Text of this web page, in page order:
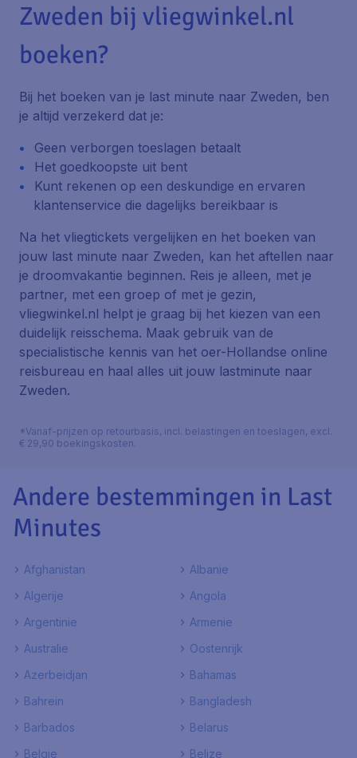
Zweden bij vliegwinkel.nl
boeken?
Bij het boeken van je last minute naar Zweden, ben
je altijd verzekerd dat je:
Geen verborgen toeslagen betaalt
Het goedkoopste uit bent
Kunt rekenen op een deskundige en ervaren
klantenservice die dagelijks bereikbaar is
Na het vliegtickets vergelijken en het boeken van
jouw last minute naar Zweden, kan het aftellen naar
je droomvakantie beginnen. Reis je alleen, met je
partner, met een groep of met je gezin,
vliegwinkel.nl helpt je graag bij het kiezen van een
duidelijk reisschema. Maak gebruik van de
specialistische kennis van het oer-Hollandse online
reisbureau en haal alles uit jouw lastminute naar
Zweden.
*Vanaf-prijzen op retourbasis, incl. belastingen en toeslagen, excl.
€ 29,90 boekingskosten.
Andere bestemmingen in Last
Minutes
Afghanistan
Albanie
Algerije
Angola
Argentinie
Armenie
Australie
Oostenrijk
Azerbeidjan
Bahamas
Bahrein
Bangladesh
Barbados
Belarus
Belgie
Belize